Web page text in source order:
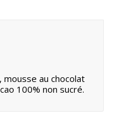
au chocolat
100% non sucré.